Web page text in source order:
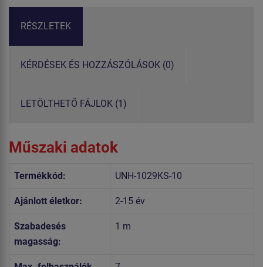
RÉSZLETEK
KÉRDÉSEK ÉS HOZZÁSZÓLÁSOK (0)
LETÖLTHETŐ FÁJLOK (1)
Műszaki adatok
Termékkód: UNH-1029KS-10
Ajánlott életkor: 2-15 év
Szabadesés
magasság:
1 m